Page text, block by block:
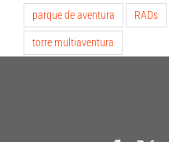
parque de aventura RADs
torre multiaventura